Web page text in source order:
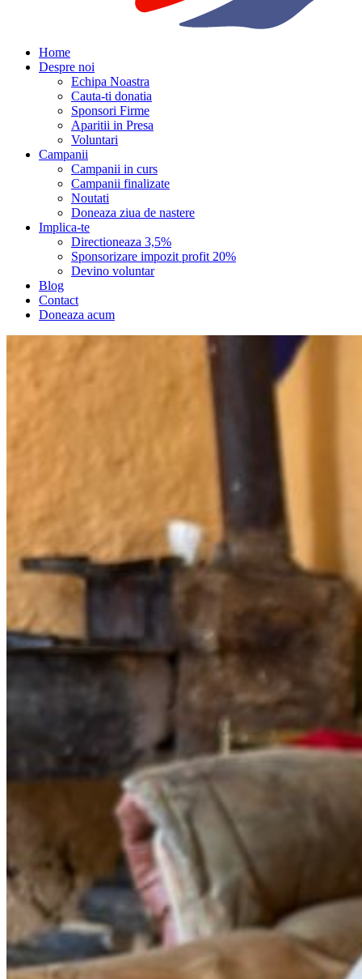
Home
Despre noi
Echipa Noastra
Cauta-ti donatia
Sponsori Firme
Aparitii in Presa
Voluntari
Campanii
Campanii in curs
Campanii finalizate
Noutati
Doneaza ziua de nastere
Implica-te
Directioneaza 3,5%
Sponsorizare impozit profit 20%
Devino voluntar
Blog
Contact
Doneaza acum